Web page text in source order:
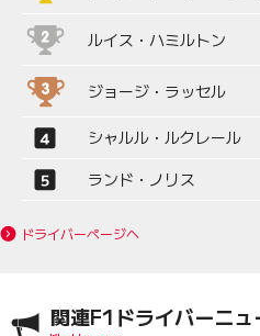
ルイス・ハミルトン
ジョージ・ラッセル
シャルル・ルクレール
ランド・ノリス
ドライバーページへ
関連F1ドライバーニュ